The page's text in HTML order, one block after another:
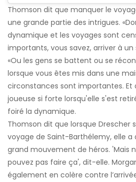
Thomson dit que manquer le
une grande partie des intrigues.
dynamique et les voyages sont
importants, vous savez, arriver à
«Ou les gens se battent ou se
lorsque vous êtes mis dans une
circonstances sont importantes. Et
joueuse si forte lorsqu'elle s'est
foiré la dynamique.
Thomson dit que lorsque Drescher
voyage de Saint-Barthélemy, elle
grand mouvement de héros. 'Mais
pouvez pas faire ça', dit-elle.
également en colère contre